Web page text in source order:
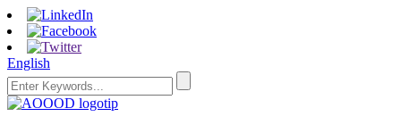
English